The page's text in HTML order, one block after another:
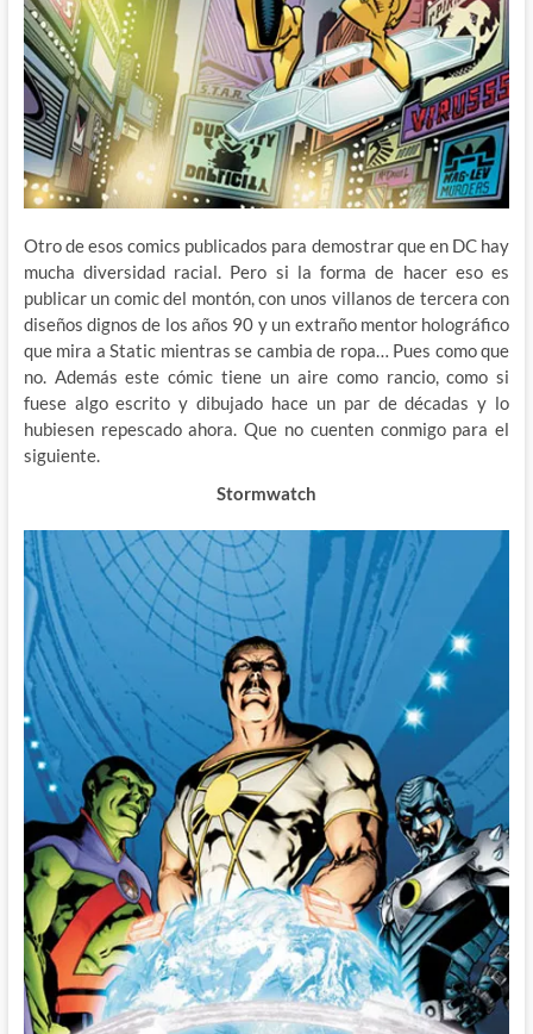
Otro de esos comics publicados para demostrar que en DC hay
mucha diversidad racial. Pero si la forma de hacer eso es
publicar un comic del montón, con unos villanos de tercera con
diseños dignos de los años 90 y un extraño mentor holográfico
que mira a Static mientras se cambia de ropa… Pues como que
no. Además este cómic tiene un aire como rancio, como si
fuese algo escrito y dibujado hace un par de décadas y lo
hubiesen repescado ahora. Que no cuenten conmigo para el
siguiente.
Stormwatch